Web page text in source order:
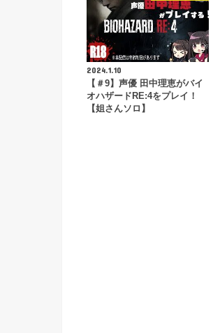
2024.1.10
【＃9】声優 田中理恵がバイ
オハザードRE:4をプレイ！
【姐さんソロ】